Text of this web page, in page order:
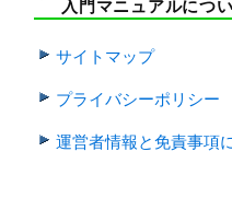
入門マニュアルにつ
サイトマップ
プライバシーポリシー
運営者情報と免責事項